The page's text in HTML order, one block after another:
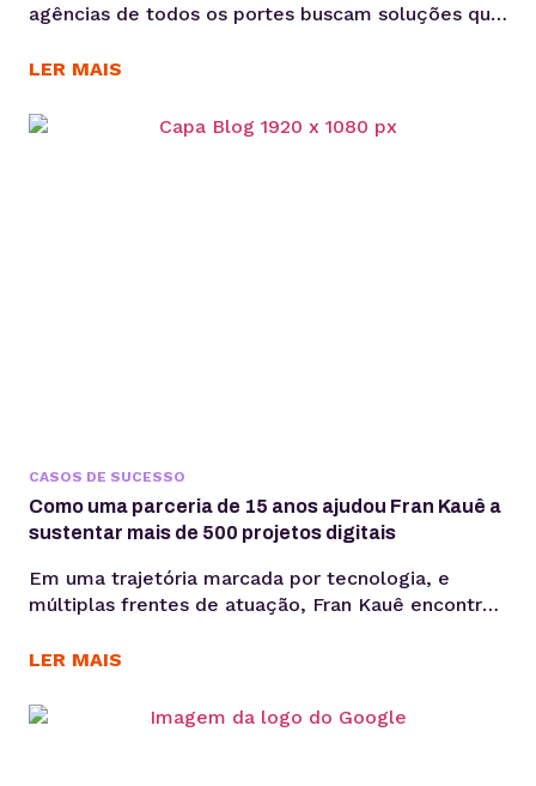
agências de todos os portes buscam soluções que
entreguem resultados consistentes aos seus
fundadora da agência Daniele Alves | Marketing
LER MAIS
CASOS DE SUCESSO
Como uma parceria de 15 anos ajudou Fran Kauê a
sustentar mais de 500 projetos digitais
Em uma trajetória marcada por tecnologia, e
múltiplas frentes de atuação, Fran Kauê encontrou
hospedar e sustentar projetos digitais ao longo
utiliza a infraestrutura da KingHost em diferentes
LER MAIS